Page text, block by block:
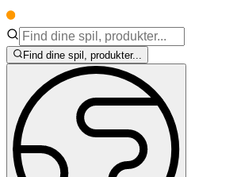
Find dine spil, produkter...